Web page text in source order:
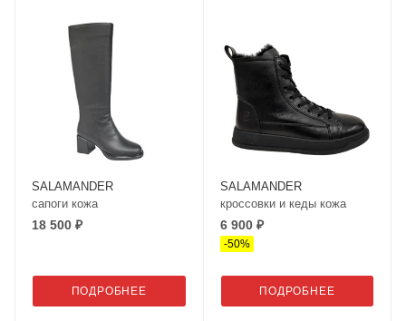
SALAMANDER
сапоги кожа
18 500 ₽
ПОДРОБНЕЕ
SALAMANDER
кроссовки и кеды кожа
6 900 ₽
-50%
ПОДРОБНЕЕ